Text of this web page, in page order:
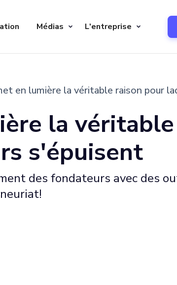
Médias L'entreprise
en lumière la véritable raison pour
la
s'épuisent
des fondateurs avec des